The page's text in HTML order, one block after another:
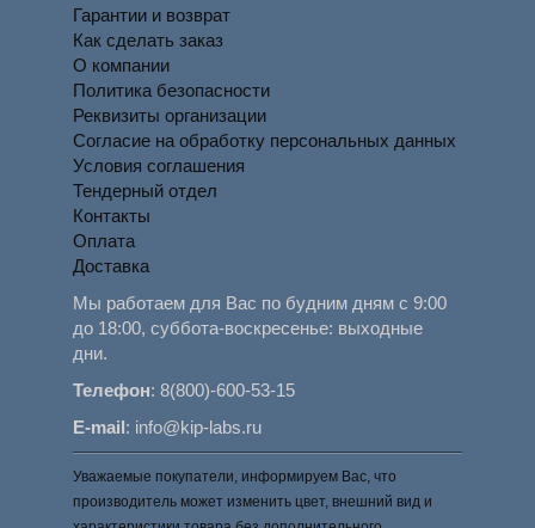
Гарантии и возврат
Как сделать заказ
О компании
Политика безопасности
Реквизиты организации
Согласие на обработку персональных данных
Условия соглашения
Тендерный отдел
Контакты
Оплата
Доставка
Мы работаем для Вас по будним дням с 9:00
до 18:00, суббота-воскресенье: выходные
дни.
Телефон:8(800)-600-53-15
E-mail: info@kip-labs.ru
Уважаемые покупатели, информируем Вас, что
производитель может изменить цвет, внешний вид и